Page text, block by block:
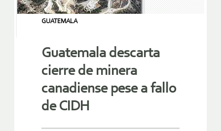
GUATEMALA
Guatemala descarta
cierre de minera
canadiense pese a fallo
de CIDH